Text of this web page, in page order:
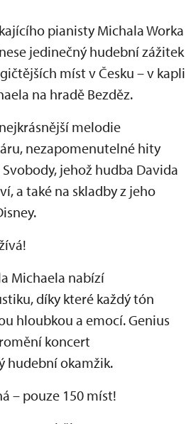
pianisty Michala Worka
jedinečný hudební zážitek
míst v Česku – v kapli
na hradě Bezděz.
melodie
nezapomenutelné hity
jehož hudba Davida
a také na skladby z jeho
Michaela nabízí
díky které každý tón
hloubkou a emocí. Genius
koncert
hudební okamžik.
– pouze 150 míst!